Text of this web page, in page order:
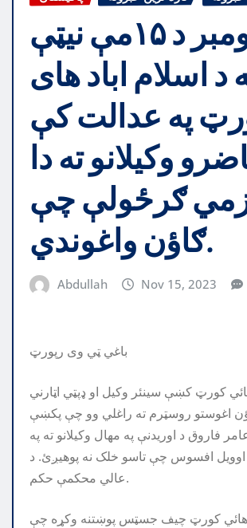
د نومبر د ۱۵مې نیټې
اسلام اباد های
په عدالت کې
وکیلانو ته دا
ګرځولې چې
ګاؤن واغوندي.
Abdullah Nov 15, 2023
باغي ټي وی رپورټ
کورټ کښې سينئر وکيل او ډپټي اټارني
اغوستو روسټرم ته راغلي وو چې پکښې
فاروق د اوريدنې په مهال وکيلانو ته په
افسوس چې تاسو خلک نه پوهيږئ. د
عالي محکمې حکم.
هائي کورټ چيف جسټس پوښتنه وکړه چې